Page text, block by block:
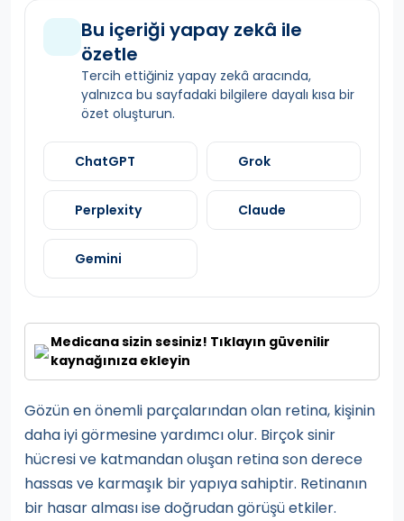
Bu içeriği yapay zekâ ile
özetle
Tercih ettiğiniz yapay zekâ aracında,
yalnızca bu sayfadaki bilgilere dayalı kısa bir
özet oluşturun.
ChatGPT Grok
Perplexity Claude
Gemini
Medicana sizin sesiniz! Tıklayın güvenilir
kaynağınıza ekleyin
Gözün en önemli parçalarından olan retina, kişinin
daha iyi görmesine yardımcı olur. Birçok sinir
hücresi ve katmandan oluşan retina son derece
hassas ve karmaşık bir yapıya sahiptir. Retinanın
bir hasar alması ise doğrudan görüşü etkiler.